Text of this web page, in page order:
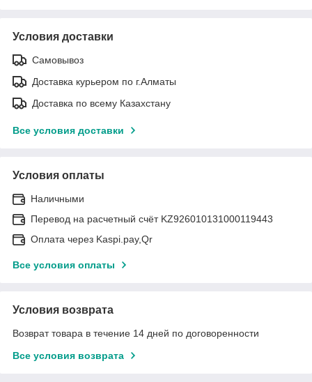
Условия доставки
Самовывоз
Доставка курьером по г.Алматы
Доставка по всему Казахстану
Все условия доставки
Условия оплаты
Наличными
Перевод на расчетный счёт KZ926010131000119443
Оплата через Kaspi.pay,Qr
Все условия оплаты
Условия возврата
Возврат товара в течение 14 дней по договоренности
Все условия возврата